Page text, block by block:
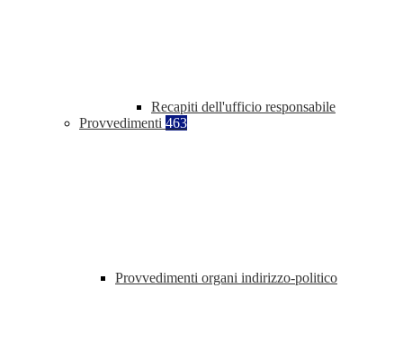
Recapiti dell'ufficio responsabile
Provvedimenti 463
Provvedimenti organi indirizzo-politico